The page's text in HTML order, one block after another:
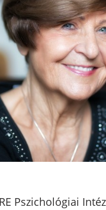
Pszichológiai